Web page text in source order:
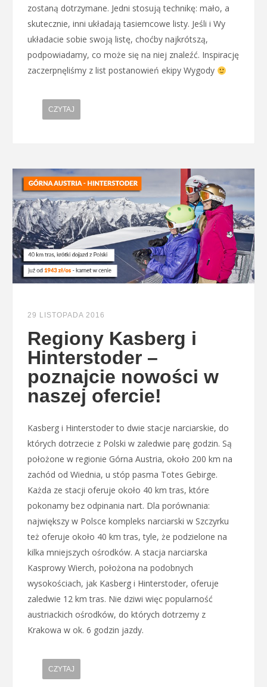
zostaną dotrzymane. Jedni stosują technikę: mało, a
skutecznie, inni układają tasiemcowe listy. Jeśli i Wy
układacie sobie swoją listę, choćby najkrótszą,
podpowiadamy, co może się na niej znaleźć. Inspirację
zaczerpnęliśmy z list postanowień ekipy Wygody
CZYTAJ
29 LISTOPADA 2016
Regiony Kasberg i
Hinterstoder –
poznajcie nowości w
naszej ofercie!
Kasberg i Hinterstoder to dwie stacje narciarskie, do
których dotrzecie z Polski w zaledwie parę godzin. Są
położone w regionie Górna Austria, około 200 km na
zachód od Wiednia, u stóp pasma Totes Gebirge.
Każda ze stacji oferuje około 40 km tras, które
pokonamy bez odpinania nart. Dla porównania:
największy w Polsce kompleks narciarski w Szczyrku
też oferuje około 40 km tras, tyle, że podzielone na
kilka mniejszych ośrodków. A stacja narciarska
Kasprowy Wierch, położona na podobnych
wysokościach, jak Kasberg i Hinterstoder, oferuje
zaledwie 12 km tras. Nie dziwi więc popularność
austriackich ośrodków, do których dotrzemy z
Krakowa w ok. 6 godzin jazdy.
CZYTAJ